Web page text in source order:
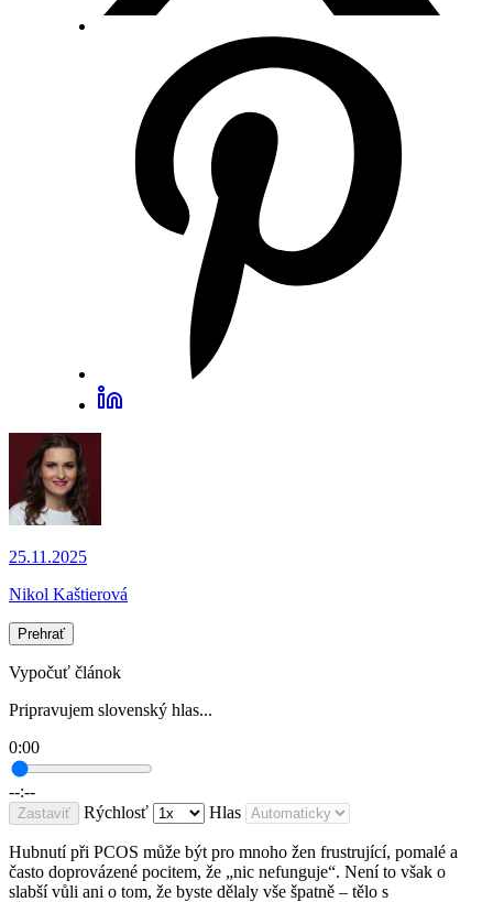
25.11.2025
Nikol Kaštierová
Prehrať
Vypočuť článok
Pripravujem slovenský hlas...
0:00
--:--
Zastaviť Rýchlosť Hlas
Hubnutí při PCOS může být pro mnoho žen frustrující, pomalé a
často doprovázené pocitem, že „nic nefunguje“. Není to však o
slabší vůli ani o tom, že byste dělaly vše špatně – tělo s